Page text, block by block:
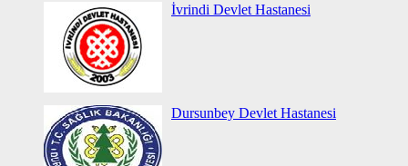
İvrindi Devlet Hastanesi
Dursunbey Devlet Hastanesi